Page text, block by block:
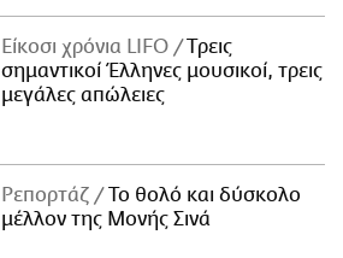
Είκοσι χρόνια LIFO
Tρεις
σημαντικοί Έλληνες μουσικοί, τρεις
μεγάλες απώλειες
Ρεπορτάζ
Το θολό και δύσκολο
μέλλον της Μονής Σινά